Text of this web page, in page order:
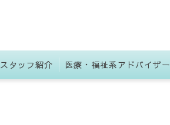
スタッフ紹介 医療・福祉系アドバイザー